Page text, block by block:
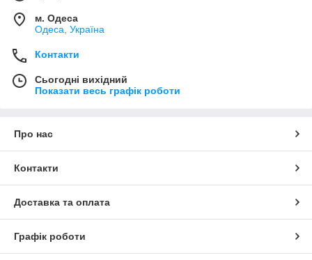
м. Одеса
Одеса, Україна
Контакти
Сьогодні вихідний
Показати весь графік роботи
Про нас
Контакти
Доставка та оплата
Графік роботи